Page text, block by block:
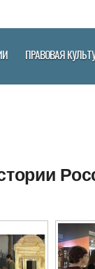
ПРАВОВАЯ